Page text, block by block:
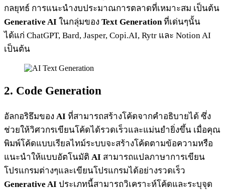
กลยุทธ์ การแนะนำงบประมาณการตลาดที่เหมาะสม เป็นต้น
Generative AI ในกลุ่มของ Text Generationที่เด่นๆนั้น
ได้แก่ ChatGPT, Bard, Jasper, Copi.AI, Rytr และ Notion AI
เป็นต้น
2. Code Generation
อัลกอริธึมของ AI ที่สามารถสร้างโค้ดจากคำอธิบายได้ ซึ่ง
ช่วยให้วิศวกรเขียนโค้ดได้รวดเร็วและแม่นยำยิ่งขึ้น เมื่อคุณ
พิมพ์โค้ดแบบเรียลไทม์ระบบจะสร้างโค้ดตามข้อความหรือ
แนะนำให้แบบอัตโนมัติ AI สามารถแปลภาษาการเขียน
โปรแกรมต่างๆและเขียนโปรแกรมได้อย่างรวดเร็ว
Generative AI ประเภทนี้สามารถวิเคราะห์โค้ดและระบุจุด